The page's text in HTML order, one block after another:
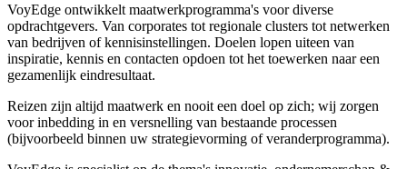
VoyEdge ontwikkelt maatwerkprogramma's voor diverse
opdrachtgevers. Van corporates tot regionale clusters tot netwerken
van bedrijven of kennisinstellingen. Doelen lopen uiteen van
inspiratie, kennis en contacten opdoen tot het toewerken naar een
gezamenlijk eindresultaat.
Reizen zijn altijd maatwerk en nooit een doel op zich; wij zorgen
voor inbedding in en versnelling van bestaande processen
(bijvoorbeeld binnen uw strategievorming of veranderprogramma).